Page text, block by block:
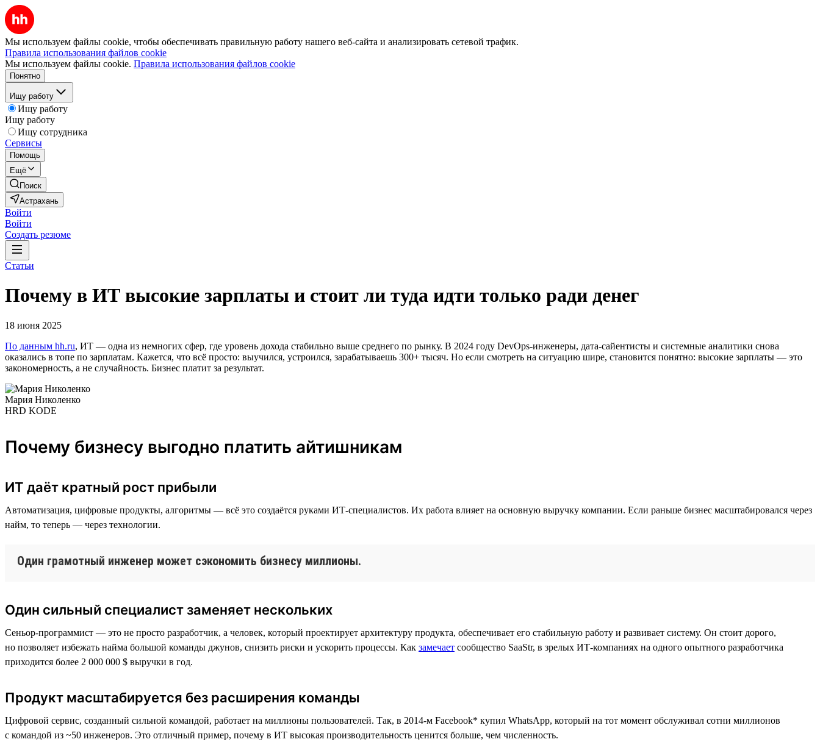
Мы используем файлы cookie, чтобы обеспечивать правильную работу нашего веб-сайта и анализировать сетевой трафик.
Правила использования файлов cookie
Мы используем файлы cookie. Правила использования файлов cookie
Понятно
Ищу работу
Ищу работу
Ищу работу
Ищу сотрудника
Сервисы
Помощь
Ещё
Поиск
Астрахань
Войти
Войти
Создать резюме
Статьи
Почему в ИТ высокие зарплаты и стоит ли туда идти только ради денег
18 июня 2025
По данным hh.ru, ИТ — одна из немногих сфер, где уровень дохода стабильно выше среднего по рынку. В 2024 году DevOps-инженеры, дата-сайентисты и системные аналитики снова
оказались в топе по зарплатам. Кажется, что всё просто: выучился, устроился, зарабатываешь 300+ тысяч. Но если смотреть на ситуацию шире, становится понятно: высокие зарплаты — это
закономерность, а не случайность. Бизнес платит за результат.
Мария Николенко
HRD KODE
Почему бизнесу выгодно платить айтишникам
ИТ даёт кратный рост прибыли
Автоматизация, цифровые продукты, алгоритмы — всё это создаётся руками ИТ-специалистов. Их работа влияет на основную выручку компании. Если раньше бизнес масштабировался через
найм, то теперь — через технологии.
Один грамотный инженер может сэкономить бизнесу миллионы.
Один сильный специалист заменяет нескольких
Сеньор-программист — это не просто разработчик, а человек, который проектирует архитектуру продукта, обеспечивает его стабильную работу и развивает систему. Он стоит дорого,
но позволяет избежать найма большой команды джунов, снизить риски и ускорить процессы. Как замечает сообщество SaaStr, в зрелых ИТ-компаниях на одного опытного разработчика
приходится более 2 000 000 $ выручки в год.
Продукт масштабируется без расширения команды
Цифровой сервис, созданный сильной командой, работает на миллионы пользователей. Так, в 2014-м Facebook* купил WhatsApp, который на тот момент обслуживал сотни миллионов
с командой из ~50 инженеров. Это отличный пример, почему в ИТ высокая производительность ценится больше, чем численность.